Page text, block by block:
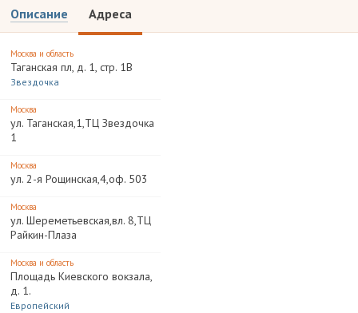
Описание Адреса
Москва и область
Таганская пл, д. 1, стр. 1В
Звездочка
Москва
ул. Таганская,1,ТЦ Звездочка
1
Москва
ул. 2-я Рощинская,4,оф. 503
Москва
ул. Шереметьевская,вл. 8,ТЦ
Райкин-Плаза
Москва и область
Площадь Киевского вокзала,
д. 1.
Европейский